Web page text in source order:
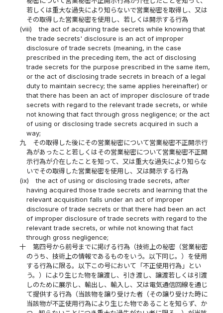
若しくは重大な過失により知らないで営業秘密を取得し、又は
その取得した営業秘密を使用し、若しくは開示する行為
(viii)
the act of acquiring trade secrets while knowing that
the trade secrets' disclosure is an act of improper
disclosure of trade secrets (meaning, in the case
prescribed in the preceding item, the act of disclosing
trade secrets for the purpose prescribed in the same item,
or the act of disclosing trade secrets in breach of a legal
duty to maintain secrecy; the same applies hereinafter) or
that there has been an act of improper disclosure of trade
secrets with regard to the relevant trade secrets, or while
not knowing that fact through gross negligence; or the act
of using or disclosing trade secrets acquired in such a
way;
九
その取得した後にその営業秘密について営業秘密不正開示行
為があったこと若しくはその営業秘密について営業秘密不正開
示行為が介在したことを知って、又は重大な過失により知らな
いでその取得した営業秘密を使用し、又は開示する行為
(ix)
the act of using or disclosing trade secrets, after
having acquired those trade secrets and learning that the
relevant acquisition falls under an act of improper
disclosure of trade secrets or that there had been an act
of improper disclosure of trade secrets with regard to the
relevant trade secrets, or while not knowing that fact
through gross negligence;
十
第四号から前号までに掲げる行為（技術上の秘密（営業秘密
のうち、技術上の情報であるものをいう。以下同じ。）を使用
する行為に限る。以下この号において「不正使用行為」とい
う。）により生じた物を譲渡し、引き渡し、譲渡若しくは引渡
しのために展示し、輸出し、輸入し、又は電気通信回線を通じ
て提供する行為（当該物を譲り受けた者（その譲り受けた時に
当該物が不正使用行為により生じた物であることを知らず、か